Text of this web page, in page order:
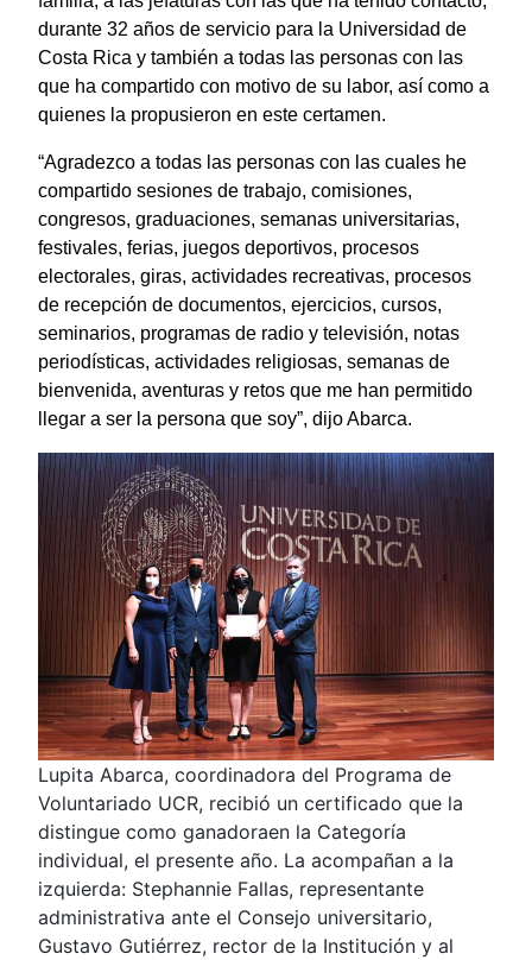
durante 32 años de servicio para la Universidad de
Costa Rica y también a todas las personas con las
que ha compartido con motivo de su labor, así como a
quienes la propusieron en este certamen.
“Agradezco a todas las personas con las cuales he
compartido sesiones de trabajo, comisiones,
congresos, graduaciones, semanas universitarias,
festivales, ferias, juegos deportivos, procesos
electorales, giras, actividades recreativas, procesos
de recepción de documentos, ejercicios, cursos,
seminarios, programas de radio y televisión, notas
periodísticas, actividades religiosas, semanas de
bienvenida, aventuras y retos que me han permitido
llegar a ser la persona que soy”, dijo Abarca.
Lupita Abarca, coordinadora del Programa de
Voluntariado UCR, recibió un certificado que la
distingue como ganadoraen la Categoría
individual, el presente año. La acompañan a la
izquierda: Stephannie Fallas, representante
administrativa ante el Consejo universitario,
Gustavo Gutiérrez, rector de la Institución y al